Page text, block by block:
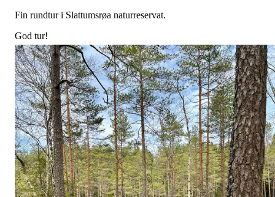
Fin rundtur i Slattumsrøa naturreservat.
God tur!